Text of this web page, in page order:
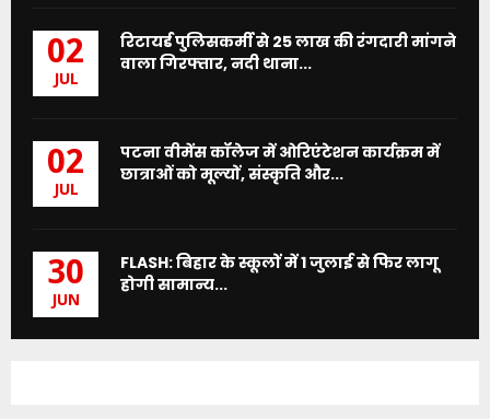
02
JUL
रिटायर्ड पुलिसकर्मी से 25 लाख की रंगदारी मांगने
वाला गिरफ्तार, नदी थाना...
02
JUL
पटना वीमेंस कॉलेज में ओरिएंटेशन कार्यक्रम में
छात्राओं को मूल्यों, संस्कृति और...
30
JUN
FLASH: बिहार के स्कूलों में 1 जुलाई से फिर लागू
होगी सामान्य...